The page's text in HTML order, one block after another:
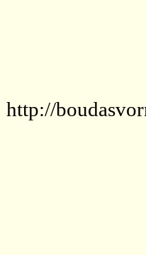
http://